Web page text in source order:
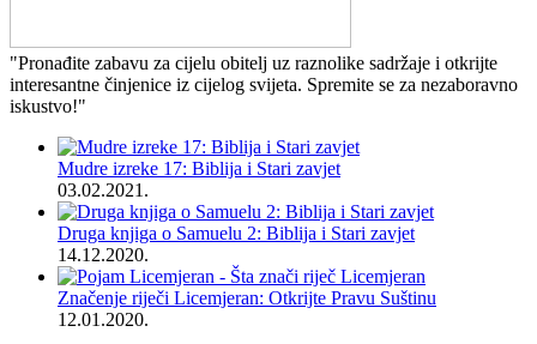
"Pronađite zabavu za cijelu obitelj uz raznolike sadržaje i otkrijte
interesantne činjenice iz cijelog svijeta. Spremite se za nezaboravno
iskustvo!"
Mudre izreke 17: Biblija i Stari zavjet
03.02.2021.
Druga knjiga o Samuelu 2: Biblija i Stari zavjet
14.12.2020.
Značenje riječi Licemjeran: Otkrijte Pravu Suštinu
12.01.2020.